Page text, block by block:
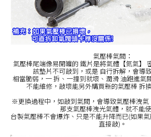
氣壓棒氣閥：
氣壓棒尾端像易開罐的 鐵片是將氣體【氮氣】
該墊片不可敲到，或是 自行拆解，會導
相當脆弱，一 拆、一撞到就壞、潤滑 油跑進氣
不能維修，敲壞能另外購買新的氣壓棒 拆
※更換過程中，如敲到氣閥，會導致氣壓棒洩
那支氣壓棒洩光氣體，就不能
台製氣壓棒不會爆炸、只是不能升降而已(如果
直接敲)。